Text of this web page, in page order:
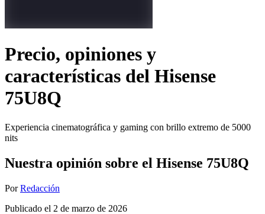
Precio, opiniones y
características del Hisense
75U8Q
Experiencia cinematográfica y gaming con brillo extremo de 5000
nits
Nuestra opinión sobre el Hisense 75U8Q
Por Redacción
Publicado el 2 de marzo de 2026